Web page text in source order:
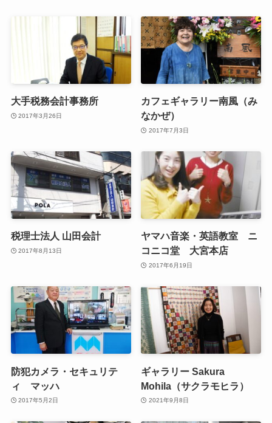
大手税務会計事務所
2017年3月26日
カフェギャラリー南風（み
なかぜ）
2017年7月3日
税理士法人 山田会計
2017年8月13日
ヤマハ音楽・英語教室 ニ
コニコ堂 大宮本店
2017年6月19日
防犯カメラ・セキュリテ
ィ マッハ
2017年5月2日
ギャラリー Sakura
Mohila（サクラモヒラ）
2021年9月8日